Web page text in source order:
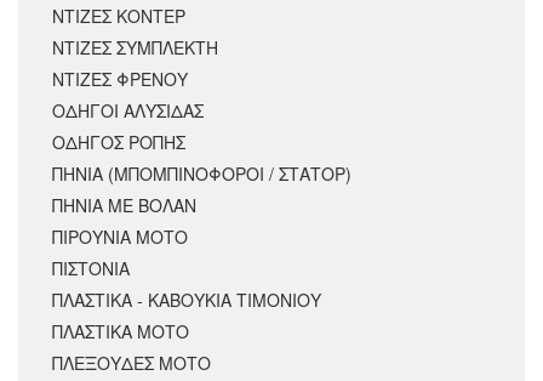
ΝΤΙΖΕΣ ΚΟΝΤΕΡ
ΝΤΙΖΕΣ ΣΥΜΠΛΕΚΤΗ
ΝΤΙΖΕΣ ΦΡΕΝΟΥ
ΟΔΗΓΟΙ ΑΛΥΣΙΔΑΣ
ΟΔΗΓΟΣ ΡΟΠΗΣ
ΠΗΝΙΑ (ΜΠΟΜΠΙΝΟΦΟΡΟΙ / ΣΤΑΤΟΡ)
ΠΗΝΙΑ ΜΕ ΒΟΛΑΝ
ΠΙΡΟΥΝΙΑ ΜΟΤΟ
ΠΙΣΤΟΝΙΑ
ΠΛΑΣΤΙΚΑ - ΚΑΒΟΥΚΙΑ ΤΙΜΟΝΙΟΥ
ΠΛΑΣΤΙΚΑ ΜΟΤΟ
ΠΛΕΞΟΥΔΕΣ ΜΟΤΟ